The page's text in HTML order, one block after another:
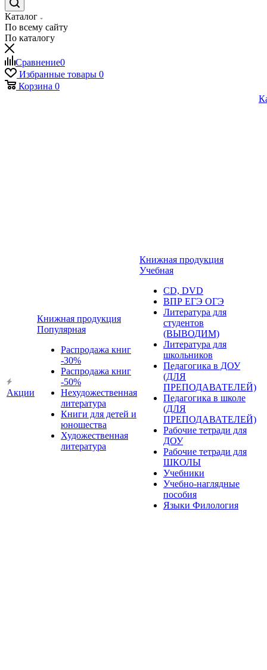
Каталог
По всему сайту
По каталогу
Сравнение0
Избранные товары 0
Корзина 0
Акции
Книжная продукция
Популярная
Распродажа книг
-30%
Распродажа книг
-50%
Нехудожественная
литература
Книги для детей и
юношества
Художественная
литература
Книжная продукция
Учебная
CD, DVD
ВПР ЕГЭ ОГЭ
Литература для
студентов
(ВЫВОДИМ)
Литература для
школьников
Педагогика в ДОУ
(ДЛЯ
ПРЕПОДАВАТЕЛЕЙ)
Педагогика в школе
(ДЛЯ
ПРЕПОДАВАТЕЛЕЙ)
Рабочие тетради для
ДОУ
Рабочие тетради для
ШКОЛЫ
Учебники
Учебно-наглядные
пособия
Языки Филология